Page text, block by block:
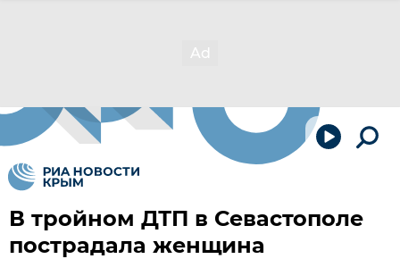
В тройном ДТП в Севастополе
пострадала женщина